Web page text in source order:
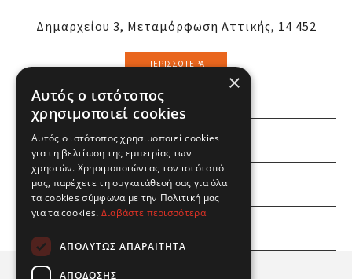
Δημαρχείου 3, Μεταμόρφωση Αττικής, 14 452
ΠΕΡΙΣΣΌΤΕΡΑ
ΕΜΕΙΣ
ΕΣΕΙΣ
×
Αυτός ο ιστότοπος
χρησιμοποιεί cookies
Αυτός ο ιστότοπος χρησιμοποιεί cookies
για τη βελτίωση της εμπειρίας των
χρηστών. Χρησιμοποιώντας τον ιστότοπό
μας, παρέχετε τη συγκατάθεσή σας για όλα
τα cookies σύμφωνα με την Πολιτική μας
για τα cookies. Διαβάστε περισσότερα
ΑΠΟΛΎΤΩΣ ΑΠΑΡΑΊΤΗΤΑ
ΑΠΌΔΟΣΗΣ